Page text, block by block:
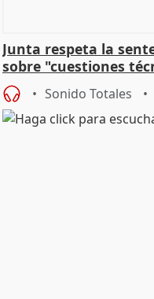
Junta respeta la
sobre "cuestiones
const
Sonido Totales